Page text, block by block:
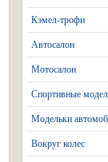
Кэмел-трофи
Автосалон
Мотосалон
Спортивные
Модельки
Вокруг колес